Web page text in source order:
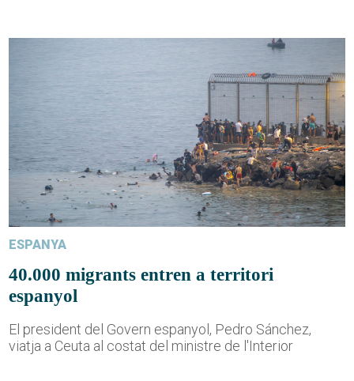
ESPANYA
40.000 migrants entren a territori
espanyol
El president del Govern espanyol, Pedro Sánchez,
viatja a Ceuta al costat del ministre de l'Interior